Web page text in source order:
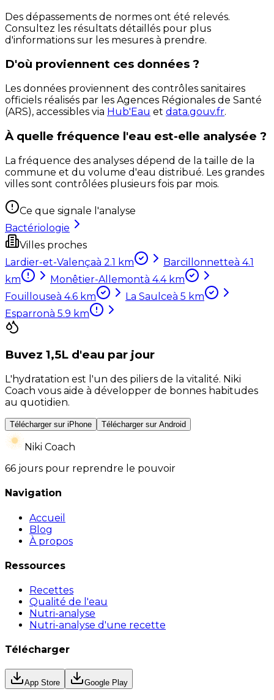
Des dépassements de normes ont été relevés.
Consultez les résultats détaillés pour plus
d'informations sur les mesures à prendre.
D'où proviennent ces données ?
Les données proviennent des contrôles sanitaires
officiels réalisés par les Agences Régionales de Santé
(ARS), accessibles via Hub'Eau et data.gouv.fr.
À quelle fréquence l'eau est-elle analysée ?
La fréquence des analyses dépend de la taille de la
commune et du volume d'eau distribué. Les grandes
villes sont contrôlées plusieurs fois par mois.
Ce que signale l'analyse
Bactériologie
Villes proches
Lardier-et-Valençaà 2.1 km Barcillonnetteà 4.1
km
Monêtier-Allemontà 4.4km
Fouillouseà 4.6 km La Saulceà 5 km
Esparronà 5.9 km
Buvez 1,5L d'eau par jour
L'hydratation est l'un des piliers de la vitalité. Niki
Coach vous aide à développer de bonnes habitudes
au quotidien.
Télécharger sur iPhone Télécharger sur Android
Niki Coach
66 jours pour reprendre le pouvoir
Navigation
Accueil
Blog
À propos
Ressources
Recettes
Qualité de l'eau
Nutri-analyse
Nutri-analyse d'une recette
Télécharger
App Store Google Play